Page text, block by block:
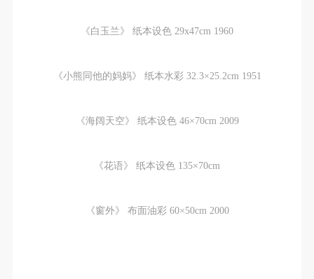
《白玉兰》 纸本设色 29x47cm 1960
《小熊同他的妈妈》 纸本水彩 32.3×25.2cm 1951
《海阔天空》 纸本设色 46×70cm 2009
《花语》 纸本设色 135×70cm
《窗外》 布面油彩 60×50cm 2000